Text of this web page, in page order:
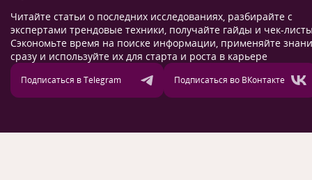
Читайте статьи о последних исследованиях, разбирайте с
экспертами трендовые техники, получайте гайды и чек-
Сэкономьте время на поиске информации, применяйте
сразу и используйте их для старта и роста в карьере
Подписаться в Telegram Подписаться во ВКонтакте